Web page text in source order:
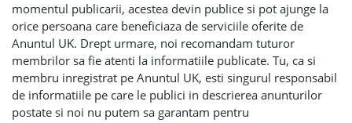
momentul publicarii, acestea devin publice si pot ajunge la
orice persoana care beneficiaza de serviciile oferite de
Anuntul UK. Drept urmare, noi recomandam tuturor
membrilor sa fie atenti la informatiile publicate. Tu, ca si
membru inregistrat pe Anuntul UK, esti singurul responsabil
de informatiile pe care le publici in descrierea anunturilor
postate si noi nu putem sa garantam pentru